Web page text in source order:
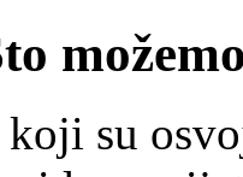
koji su